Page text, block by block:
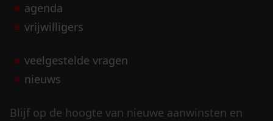
agenda
vrijwilligers
veelgestelde vragen
nieuws
Blijf op de hoogte van nieuwe aanwinsten en